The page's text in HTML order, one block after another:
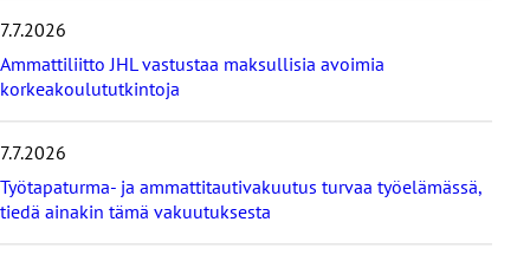
ä
t
u
u
t
i
e
t
7.7.2026
Ammattiliitto JHL vastustaa maksullisia avoimia
korkeakoulututkintoja
7.7.2026
Työtapaturma- ja ammattitautivakuutus turvaa työelämässä,
tiedä ainakin tämä vakuutuksesta